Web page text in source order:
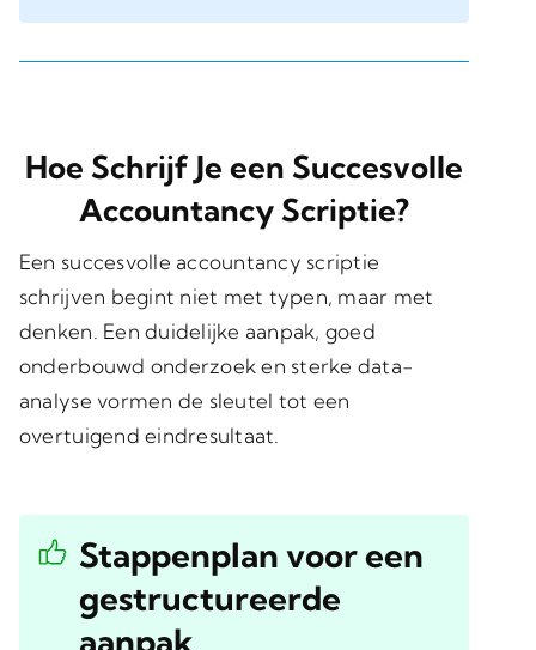
Hoe Schrijf Je een Succesvolle
Accountancy Scriptie?
Een succesvolle accountancy scriptie
schrijven begint niet met typen, maar met
denken. Een duidelijke aanpak, goed
onderbouwd onderzoek en sterke data-
analyse vormen de sleutel tot een
overtuigend eindresultaat.
Stappenplan voor een
gestructureerde
aanpak